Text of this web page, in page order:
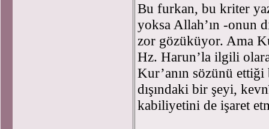
Bu furkan, bu kriter
yoksa Allah’ın -onun
zor gözüküyor. Ama
Hz. Harun’la ilgili
Kur’anın sözünü
dışındaki bir şeyi,
kabiliyetini de işaret